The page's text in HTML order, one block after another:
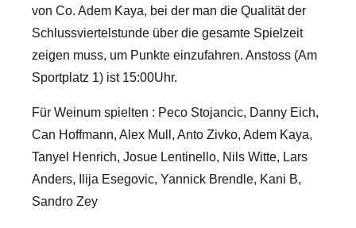
von Co. Adem Kaya, bei der man die Qualität der
Schlussviertelstunde über die gesamte Spielzeit
zeigen muss, um Punkte einzufahren. Anstoss (Am
Sportplatz 1) ist 15:00Uhr.
Für Weinum spielten : Peco Stojancic, Danny Eich,
Can Hoffmann, Alex Mull, Anto Zivko, Adem Kaya,
Tanyel Henrich, Josue Lentinello, Nils Witte, Lars
Anders, Ilija Esegovic, Yannick Brendle, Kani B,
Sandro Zey